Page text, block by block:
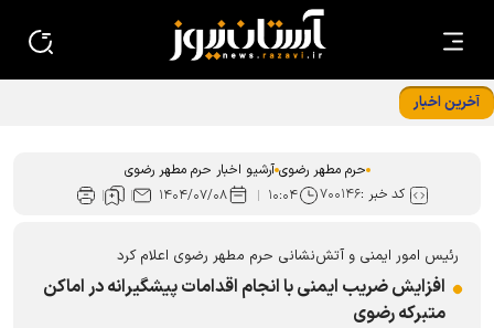
آخرین اخبار
حرم مطهر رضوی آرشیو اخبار حرم مطهر رضوی
کد خبر :۷۰۰۱۴۶ ۱۰:۰۴ ۱۴۰۴/۰۷/۰۸
رئیس امور ایمنی و آتش‌نشانی حرم مطهر رضوی اعلام کرد
افزایش ضریب ایمنی با انجام اقدامات پیشگیرانه در اماکن
متبرکه رضوی